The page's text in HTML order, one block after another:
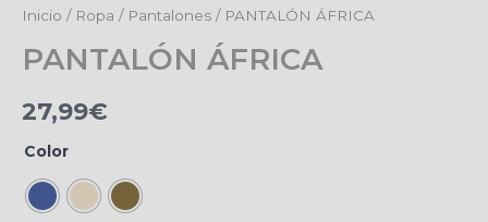
Inicio / Ropa / Pantalones / PANTALÓN ÁFRICA
PANTALÓN ÁFRICA
27,99€
Color
PANTALÓN
cantidad